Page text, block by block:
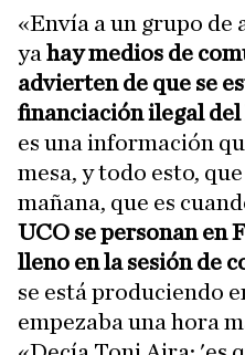
«Envía a un grupo de
ya hay medios de
advierten de que se
financiación ilegal del
es una información
mesa, y todo esto,
mañana, que es
UCO se personan en
lleno en la sesión de
se está produciendo
empezaba una hora